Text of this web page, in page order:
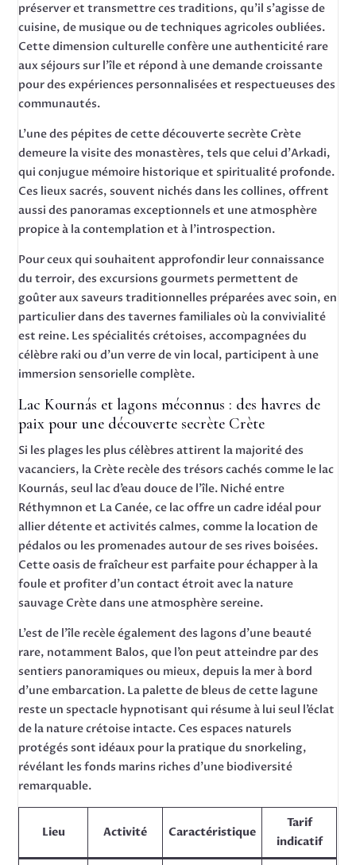
préserver et transmettre ces traditions, qu’il s’agisse de
cuisine, de musique ou de techniques agricoles oubliées.
Cette dimension culturelle confère une authenticité rare
aux séjours sur l’île et répond à une demande croissante
pour des expériences personnalisées et respectueuses des
communautés.
L’une des pépites de cette découverte secrète Crète
demeure la visite des monastères, tels que celui d’Arkadi,
qui conjugue mémoire historique et spiritualité profonde.
Ces lieux sacrés, souvent nichés dans les collines, offrent
aussi des panoramas exceptionnels et une atmosphère
propice à la contemplation et à l’introspection.
Pour ceux qui souhaitent approfondir leur connaissance
du terroir, des excursions gourmets permettent de
goûter aux saveurs traditionnelles préparées avec soin, en
particulier dans des tavernes familiales où la convivialité
est reine. Les spécialités crétoises, accompagnées du
célèbre raki ou d’un verre de vin local, participent à une
immersion sensorielle complète.
Lac Kournás et lagons méconnus : des havres de
paix pour une découverte secrète Crète
Si les plages les plus célèbres attirent la majorité des
vacanciers, la Crète recèle des trésors cachés comme le lac
Kournás, seul lac d’eau douce de l’île. Niché entre
Réthymnon et La Canée, ce lac offre un cadre idéal pour
allier détente et activités calmes, comme la location de
pédalos ou les promenades autour de ses rives boisées.
Cette oasis de fraîcheur est parfaite pour échapper à la
foule et profiter d’un contact étroit avec la nature
sauvage Crète dans une atmosphère sereine.
L’est de l’île recèle également des lagons d’une beauté
rare, notamment Balos, que l’on peut atteindre par des
sentiers panoramiques ou mieux, depuis la mer à bord
d’une embarcation. La palette de bleus de cette lagune
reste un spectacle hypnotisant qui résume à lui seul l’éclat
de la nature crétoise intacte. Ces espaces naturels
protégés sont idéaux pour la pratique du snorkeling,
révélant les fonds marins riches d’une biodiversité
remarquable.
Lieu Activité Caractéristique
Tarif
indicatif